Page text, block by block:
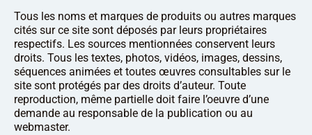
Tous les noms et marques de produits ou autres marques
cités sur ce site sont déposés par leurs propriétaires
respectifs. Les sources mentionnées conservent leurs
droits. Tous les textes, photos, vidéos, images, dessins,
séquences animées et toutes œuvres consultables sur le
site sont protégés par des droits d’auteur. Toute
reproduction, même partielle doit faire l’oeuvre d’une
demande au responsable de la publication ou au
webmaster.